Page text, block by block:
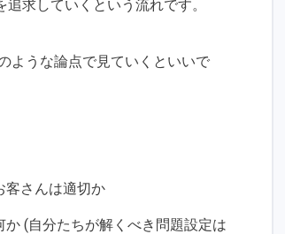
求していくという流れです。
ような論点で見ていくといいで
客さんは適切か
(自分たちが解くべき問題設定は